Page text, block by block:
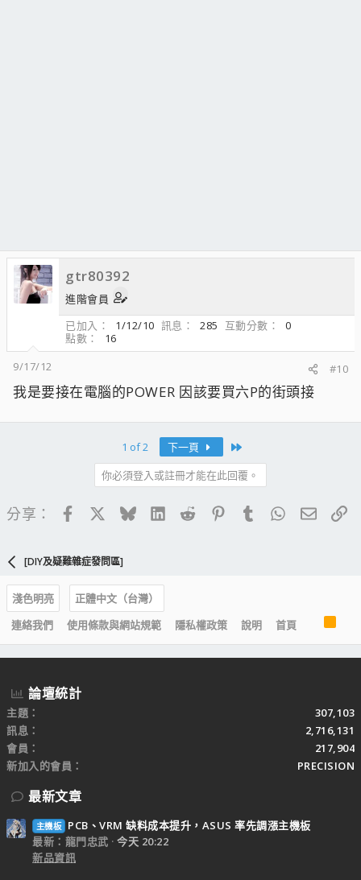
gtr80392
進階會員
已加入
1/12/10 訊息 285 互動分數
0
點數
16
9/17/12
#10
我是要接在電腦的POWER 因該要買六P的街頭接
1 of 2 下一頁
你必須登入或註冊才能在此回覆。
分享： FacebookBlueskyLinkedIn
Reddit PinterestTumblrWhatsApp
電子
[DIY及疑難雜症發問區]
淺色明亮
正體中文（台灣）
連絡我們
使用條款與網站規範 隱私權政策 說明 首頁
S
論壇統計
主題
307,103
訊息
2,716,131
會員
217,904
新加入的會員
PRECISION
最新文章
主機板
PCB、VRM 缺料成本提升，ASUS 率先調漲主機板
最新：龍門忠武
今天 20:22
新品資訊